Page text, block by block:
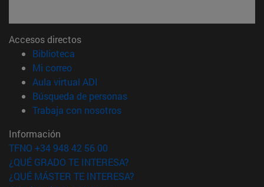
Accesos directos
Biblioteca
Mi correo(abre en nueva ventana)
Aula virtual ADI
Búsqueda de personas(abre en nueva ventana)
Trabaja con nosotros(abre en nueva ventana)
Información
TFNO +34 948 42 56 00
¿QUÉ GRADO TE INTERESA?
¿QUÉ MÁSTER TE INTERESA?